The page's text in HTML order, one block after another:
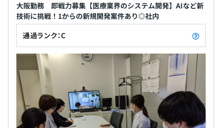
大阪勤務 即戦力募集【医療業界のシステム開発】AIなど新
技術に挑戦！1からの新規開発案件あり◎社内
通過ランク：C